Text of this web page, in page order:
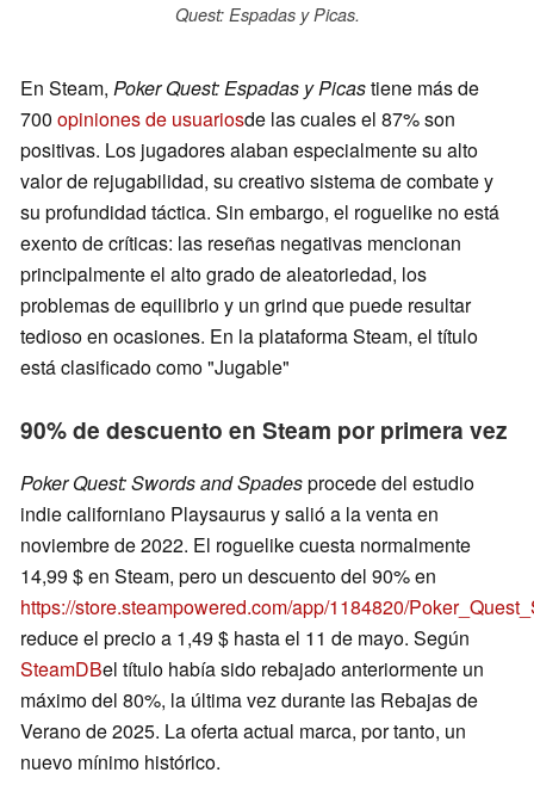
Quest: Espadas y Picas.
En Steam, Poker Quest: Espadas y Picastiene más de
700 opiniones de usuariosde las cuales el 87% son
positivas. Los jugadores alaban especialmente su alto
valor de rejugabilidad, su creativo sistema de combate y
su profundidad táctica. Sin embargo, el roguelike no está
exento de críticas: las reseñas negativas mencionan
principalmente el alto grado de aleatoriedad, los
problemas de equilibrio y un grind que puede resultar
tedioso en ocasiones. En la plataforma Steam, el título
está clasificado como "Jugable"
90% de descuento en Steam por primera vez
Poker Quest: Swords and Spadesprocede del estudio
indie californiano Playsaurus y salió a la venta en
noviembre de 2022. El roguelike cuesta normalmente
14,99 $ en Steam, pero un descuento del 90% en
https://store.steampowered.com/app/1184820/
reduce el precio a 1,49 $ hasta el 11 de mayo. Según
SteamDBel título había sido rebajado anteriormente un
máximo del 80%, la última vez durante las Rebajas de
Verano de 2025. La oferta actual marca, por tanto, un
nuevo mínimo histórico.